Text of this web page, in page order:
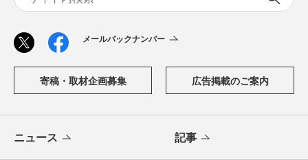
メールバックナンバー
寄稿・取材企画募集 広告掲載のご案内
ニュース 記事